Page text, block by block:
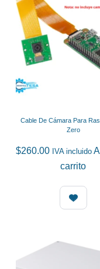
Cable De Cámara Para
Zero
$260.00 IVA incluido
carrito